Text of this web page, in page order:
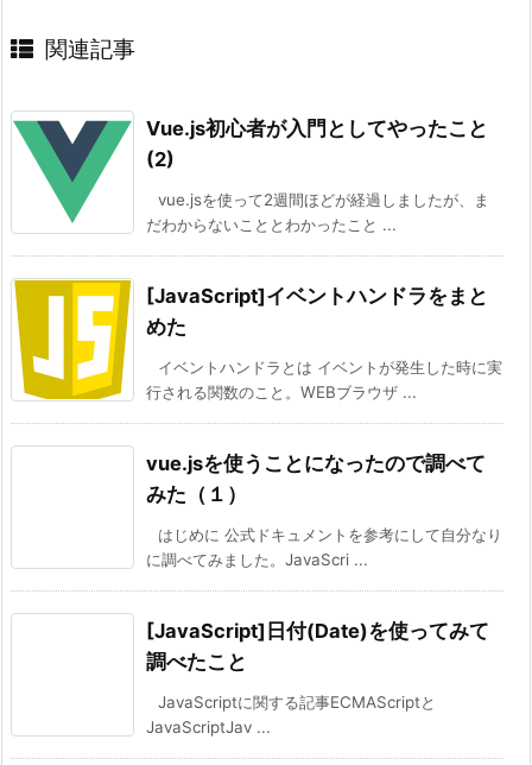
関連記事
Vue.js初心者が入門としてやったこと
(2)
vue.jsを使って2週間ほどが経過しましたが、ま
だわからないこととわかったこと ...
[JavaScript]イベントハンドラをまと
めた
イベントハンドラとは イベントが発生した時に実
行される関数のこと。WEBブラウザ ...
vue.jsを使うことになったので調べて
みた（１）
はじめに 公式ドキュメントを参考にして自分なり
に調べてみました。JavaScri ...
[JavaScript]日付(Date)を使ってみて
調べたこと
JavaScriptに関する記事ECMAScriptと
JavaScriptJav ...